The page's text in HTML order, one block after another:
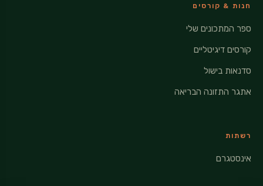
חנות & קורסים
ספר המתכונים שלי
קורסים דיגיטליים
סדנאות בישול
אתגר התזונה הבריאה
רשתות
אינסטגרם